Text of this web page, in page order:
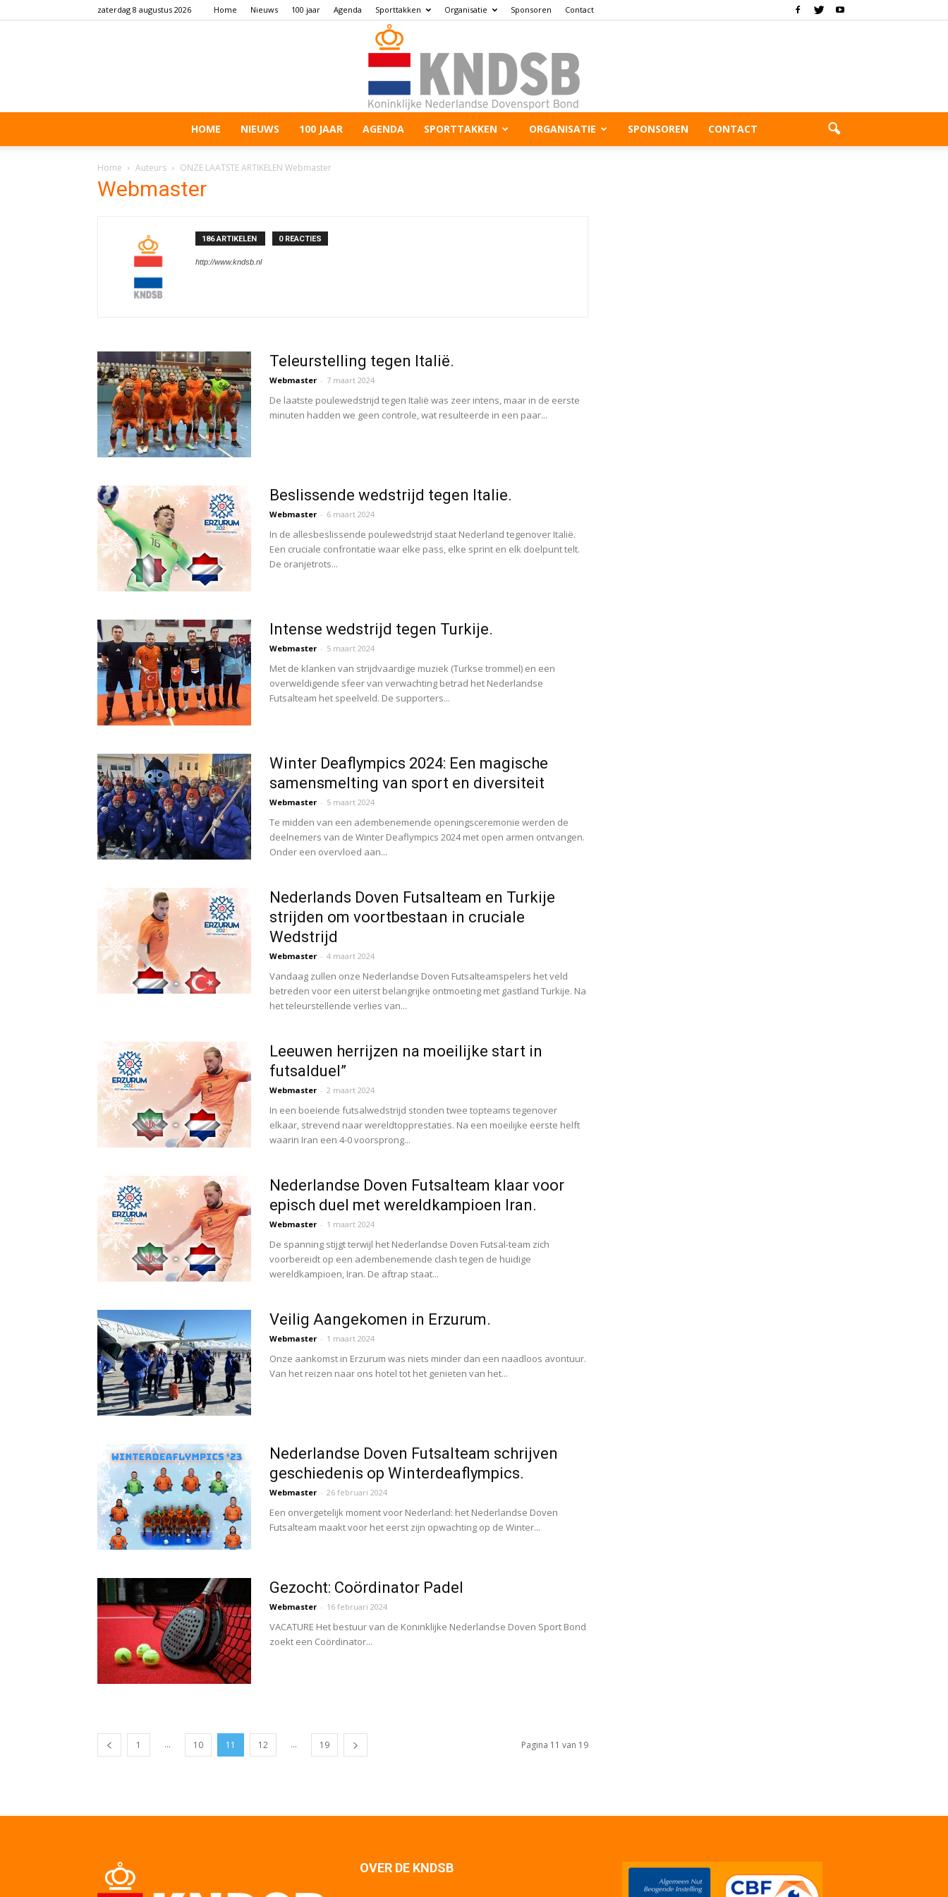
zaterdag 8 augustus 2026 Home Nieuws 100 jaar Agenda Sporttakken Organisatie Sponsoren Contact
HOME NIEUWS 100 JAAR AGENDA SPORTTAKKEN ORGANISATIE SPONSOREN CONTACT
Home Auteurs ONZE LAATSTE ARTIKELEN Webmaster
Webmaster
186 ARTIKELEN 0 REACTIES
http://www.kndsb.nl
Teleurstelling tegen Italië.
Webmaster - 7 maart 2024
De laatste poulewedstrijd tegen Italië was zeer intens, maar in de eerste
minuten hadden we geen controle, wat resulteerde in een paar...
Beslissende wedstrijd tegen Italie.
Webmaster - 6 maart 2024
In de allesbeslissende poulewedstrijd staat Nederland tegenover Italië.
Een cruciale confrontatie waar elke pass, elke sprint en elk doelpunt telt.
De oranjetrots...
Intense wedstrijd tegen Turkije.
Webmaster - 5 maart 2024
Met de klanken van strijdvaardige muziek (Turkse trommel) en een
overweldigende sfeer van verwachting betrad het Nederlandse
Futsalteam het speelveld. De supporters...
Winter Deaflympics 2024: Een magische
samensmelting van sport en diversiteit
Webmaster - 5 maart 2024
Te midden van een adembenemende openingsceremonie werden de
deelnemers van de Winter Deaflympics 2024 met open armen ontvangen.
Onder een overvloed aan...
Nederlands Doven Futsalteam en Turkije
strijden om voortbestaan in cruciale
Wedstrijd
Webmaster - 4 maart 2024
Vandaag zullen onze Nederlandse Doven Futsalteamspelers het veld
betreden voor een uiterst belangrijke ontmoeting met gastland Turkije. Na
het teleurstellende verlies van...
Leeuwen herrijzen na moeilijke start in
futsalduel”
Webmaster - 2 maart 2024
In een boeiende futsalwedstrijd stonden twee topteams tegenover
elkaar, strevend naar wereldtopprestaties. Na een moeilijke eerste helft
waarin Iran een 4-0 voorsprong...
Nederlandse Doven Futsalteam klaar voor
episch duel met wereldkampioen Iran.
Webmaster - 1 maart 2024
De spanning stijgt terwijl het Nederlandse Doven Futsal-team zich
voorbereidt op een adembenemende clash tegen de huidige
wereldkampioen, Iran. De aftrap staat...
Veilig Aangekomen in Erzurum.
Webmaster - 1 maart 2024
Onze aankomst in Erzurum was niets minder dan een naadloos avontuur.
Van het reizen naar ons hotel tot het genieten van het...
Nederlandse Doven Futsalteam schrijven
geschiedenis op Winterdeaflympics.
Webmaster - 26 februari 2024
Een onvergetelijk moment voor Nederland: het Nederlandse Doven
Futsalteam maakt voor het eerst zijn opwachting op de Winter...
Gezocht: Coördinator Padel
Webmaster - 16 februari 2024
VACATURE Het bestuur van de Koninklijke Nederlandse Doven Sport Bond
zoekt een Coördinator...
1 ... 10 11 12 ... 19 Pagina 11 van 19
OVER DE KNDSB